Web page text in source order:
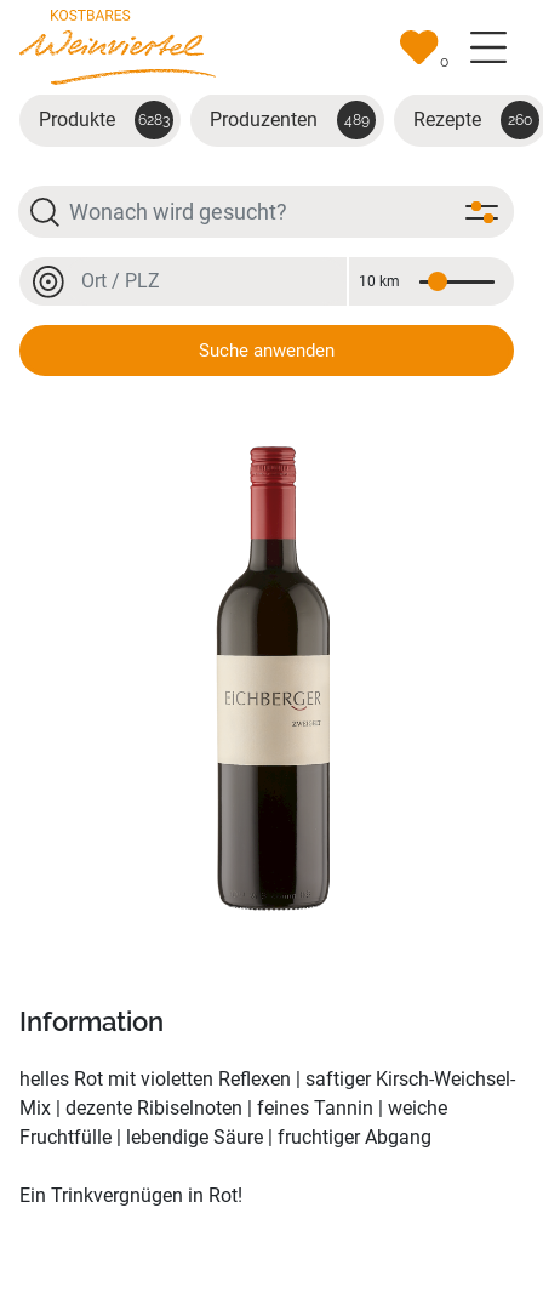
Zum Hauptinhalt springen
0
Produkte 6283 Produzenten 489 Rezepte 260
Suche
Ort oder PLZ
Entfernung
10 km
Suche anwenden
Zweigelt
Information
helles Rot mit violetten Reflexen | saftiger Kirsch-Weichsel-
Mix | dezente Ribiselnoten | feines Tannin | weiche
Fruchtfülle | lebendige Säure | fruchtiger Abgang
Ein Trinkvergnügen in Rot!